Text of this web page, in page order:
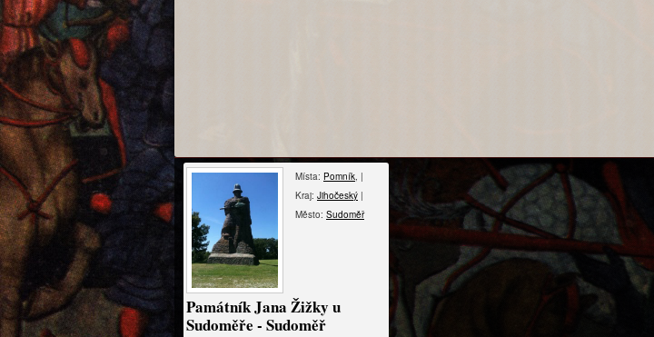
Místa: Pomník, |
Kraj: Jihočeský |
Město: Sudoměř
Památník Jana Žižky u
Sudoměře - Sudoměř